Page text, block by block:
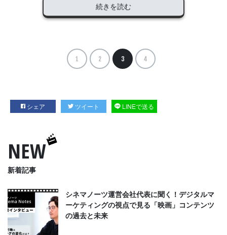
続きを読む
1 2 3 4
シェア ツイート LINEで送る
NEW
新着記事
シネマノーツ運営会社代表に聞く！デジタルマ
ーケティングの視点で見る「映画」コンテンツ
の過去と未来